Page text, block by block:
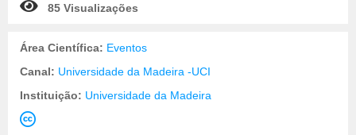
85 Visualizações
Área Científica: Eventos
Canal: Universidade da Madeira -UCI
Instituição: Universidade da Madeira